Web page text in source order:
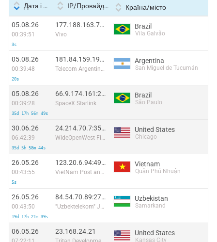
Дата і час IP/Провайдер Країна/місто
05.08.26
00:39:51
3s
177.188.163.70:60082
Vivo
Brazil
Vila Galvão
05.08.26
00:39:48
20s
181.84.159.194:57164
Telecom Argentina S.A.
Argentina
San Miguel de Tucumán
05.08.26
00:39:28
35d 17h 56m 49s
66.9.174.161:25308
SpaceX Starlink
Brazil
São Paulo
30.06.26
06:42:39
35d 5h 58m 44s
24.214.70.7:35399
WideOpenWest Finance LLC
United States
Chicago
26.05.26
00:43:55
5s
123.20.6.94:49547
VietNam Post and Telecom Corporation
Vietnam
Quận Phú Nhuận
26.05.26
00:43:50
19d 17h 21m 39s
84.54.70.89:27645
"Uzbektelekom" Joint Stock Company
Uzbekistan
Samarkand
06.05.26 23.168.24.21 United States
Kansas City